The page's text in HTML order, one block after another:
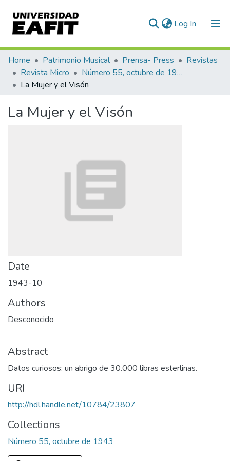
Log In (current)
Communities & Collections
All of DSpace
Home Patrimonio Musical Prensa- Press
Revistas
Revista Micro
Número 55, octubre de 1943
La Mujer y el Visón
La Mujer y el Visón
Date
1943-10
Authors
Desconocido
Abstract
Datos curiosos: un abrigo de 30.000 libras esterlinas.
URI
http://hdl.handle.net/10784/23807
Collections
Número 55, octubre de 1943